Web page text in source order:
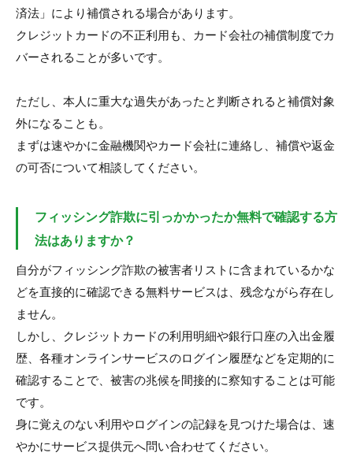
済法」により補償される場合があります。
クレジットカードの不正利用も、カード会社の補償制度でカ
バーされることが多いです。
ただし、本人に重大な過失があったと判断されると補償対象
外になることも。
まずは速やかに金融機関やカード会社に連絡し、補償や返金
の可否について相談してください。
フィッシング詐欺に引っかかったか無料で確認する方
法はありますか？
自分がフィッシング詐欺の被害者リストに含まれているかな
どを直接的に確認できる無料サービスは、残念ながら存在し
ません。
しかし、クレジットカードの利用明細や銀行口座の入出金履
歴、各種オンラインサービスのログイン履歴などを定期的に
確認することで、被害の兆候を間接的に察知することは可能
です。
身に覚えのない利用やログインの記録を見つけた場合は、速
やかにサービス提供元へ問い合わせてください。